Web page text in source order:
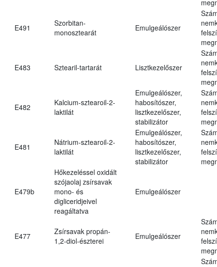
E491
Szorbitan-
monosztearát
Emulgeálószer
E483 Sztearil-tartarát Lisztkezelőszer
E482
Kalcium-sztearoil-2-
laktilát
Emulgeálószer,
habosítószer,
lisztkezelőszer,
stabilizátor
E481
Nátrium-sztearoil-2-
laktilát
Emulgeálószer,
habosítószer,
lisztkezelőszer,
stabilizátor
E479b
Hőkezeléssel oxidált
szójaolaj zsírsavak
mono- és
digliceridjeivel
reagáltatva
Emulgeálószer
E477
Zsírsavak propán-
1,2-diol-észterei
Emulgeálószer